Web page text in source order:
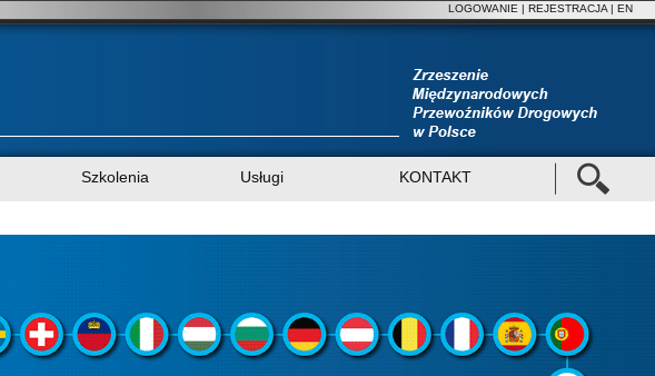
LOGOWANIE | REJESTRACJA | EN
Szkolenia Usługi KONTAKT